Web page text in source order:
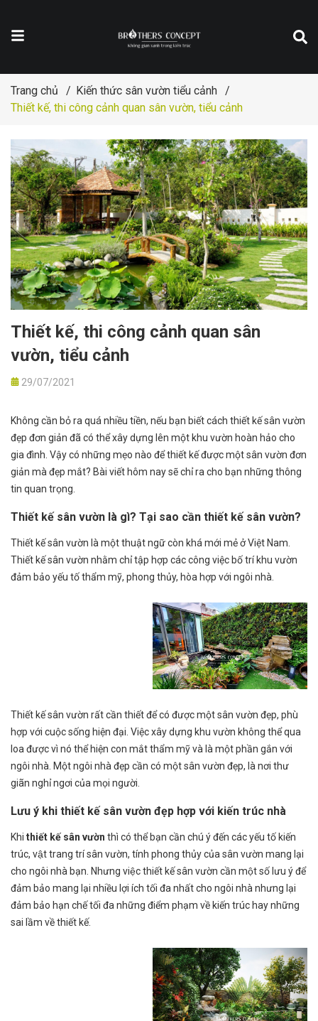
Trang chủ / Kiến thức sân vườn tiểu cảnh /
Thiết kế, thi công cảnh quan sân vườn, tiểu cảnh
Thiết kế, thi công cảnh quan sân
vườn, tiểu cảnh
29/07/2021
Không cần bỏ ra quá nhiều tiền, nếu bạn biết cách thiết kế sân vườn
đẹp đơn giản đã có thể xây dựng lên một khu vườn hoàn hảo cho
gia đình. Vậy có những mẹo nào để thiết kế được một sân vườn đơn
giản mà đẹp mắt? Bài viết hôm nay sẽ chỉ ra cho bạn những thông
tin quan trọng.
Thiết kế sân vườn là gì? Tại sao cần thiết kế sân vườn?
Thiết kế sân vườn là một thuật ngữ còn khá mới mẻ ở Việt Nam.
Thiết kế sân vườn nhằm chỉ tập hợp các công việc bố trí khu vườn
đảm bảo yếu tố thẩm mỹ, phong thủy, hòa hợp với ngôi nhà.
Thiết kế sân vườn rất cần thiết để có được một sân vườn đẹp, phù
hợp với cuộc sống hiện đại. Việc xây dựng khu vườn không thể qua
loa được vì nó thể hiện con mắt thẩm mỹ và là một phần gắn với
ngôi nhà. Một ngôi nhà đẹp cần có một sân vườn đẹp, là nơi thư
giãn nghỉ ngơi của mọi người.
Lưu ý khi thiết kế sân vườn đẹp hợp với kiến trúc nhà
Khi thiết kế sân vườn thì có thể bạn cần chú ý đến các yếu tố kiến
trúc, vật trang trí sân vườn, tính phong thủy của sân vườn mang lại
cho ngôi nhà bạn. Nhưng việc thiết kế sân vườn cần một số lưu ý để
đảm bảo mang lại nhiều lợi ích tối đa nhất cho ngôi nhà nhưng lại
đảm bảo hạn chế tối đa những điểm phạm về kiến trúc hay những
sai lầm về thiết kế.